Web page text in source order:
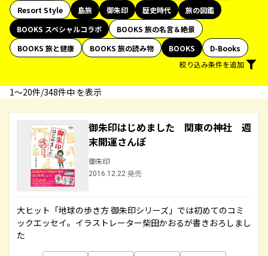
Resort Style
島旅 御朱印 歴史時代
旅の図鑑
BOOKS スペシャルコラボ
BOOKS 旅の名言＆絶景
BOOKS 旅と健康
BOOKS 旅の読み物 BOOKS
D-Books
絞り込み条件を追加
1〜20件/348件中 を表示
御朱印はじめました 関東の神社 週
末開運さんぽ
御朱印
2016.12.22 発売
大ヒット「地球の歩き方 御朱印シリーズ」では初めてのコミ
ックエッセイ。イラストレーター柴田かおるが書きおろしまし
た